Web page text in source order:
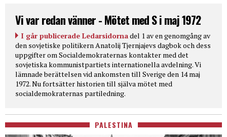
Vi var redan vänner - Mötet med S i maj 1972
I går publicerade Ledarsidornadel 1 av en genomgång av
den sovjetiske politikern Anatolij Tjernjajevs dagbok och dess
uppgifter om Socialdemokraternas kontakter med det
sovjetiska kommunistpartiets internationella avdelning. Vi
lämnade berättelsen vid ankomsten till Sverige den 14 maj
1972. Nu fortsätter historien till själva mötet med
socialdemokraternas partiledning.
PALESTINA